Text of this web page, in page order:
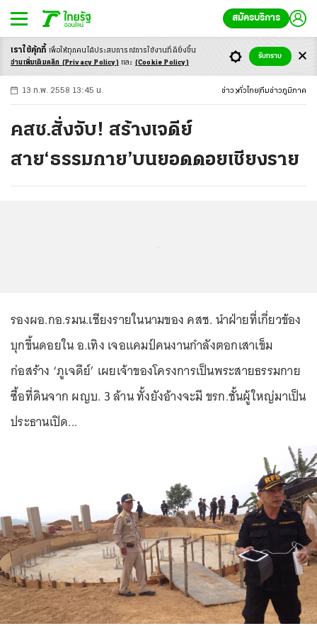
สมัครบริการ
-ก ก ก+
13 ก.พ. 2558 13:45 น. ข่าว ทั่วไทย ทีมข่าวภูมิภาค
คสช.สั่งจับ! สร้างเจดีย์
สาย‘ธรรมกาย’บนยอดดอยเชียงราย
รองผอ.กอ.รมน.เชียงรายในนามของ คสช. นำฝ่ายที่เกี่ยวข้อง
บุกขึ้นดอยใน อ.เทิง เจอแคมป์คนงานกำลังตอกเสาเข็ม
ก่อสร้าง ‘ภูเจดีย์’ เผยเจ้าของโครงการเป็นพระสายธรรมกาย
ซื้อที่ดินจาก ผญบ. 3 ล้าน ทั้งยังอ้างจะมี ขรก.ชั้นผู้ใหญ่มาเป็น
ประธานเปิด...
เราใช้คุ้กกี้ เพื่อให้ทุกคนได้ประสบการณ์การใช้งานที่ดียิ่งขึ้น
อ่านเพิ่มเติมคลิก (Privacy Policy) และ (Cookie Policy)
รับทราบ